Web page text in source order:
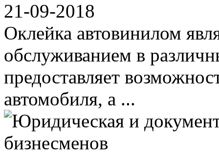
21-09-2018
Оклейка автовинилом
обслуживанием в
предоставляет
автомобиля, а ...